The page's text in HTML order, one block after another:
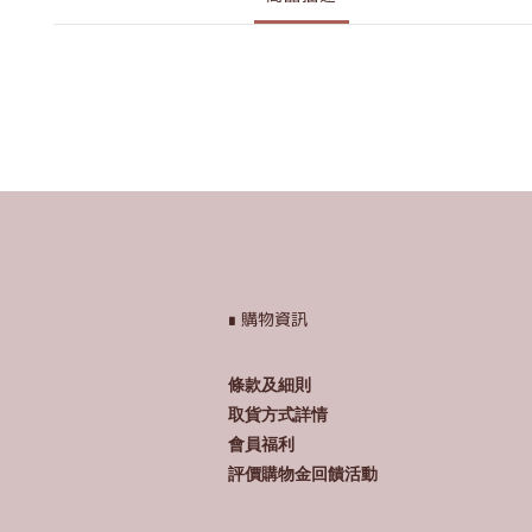
∎ 購物資訊
條款及細則
取貨方式詳情
會員福利
評價購物金回饋活動